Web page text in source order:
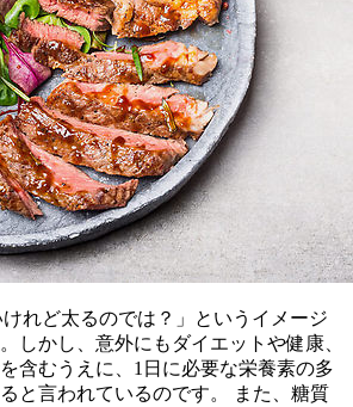
けれど太るのでは？」というイメージ
しかし、意外にもダイエットや健康、
含むうえに、1日に必要な栄養素の多
と言われているのです。 また、糖質